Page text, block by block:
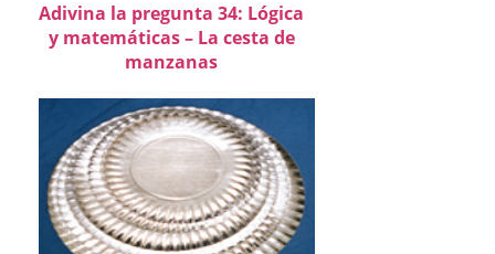
Adivina la pregunta 34: Lógica
y matemáticas – La cesta de
manzanas